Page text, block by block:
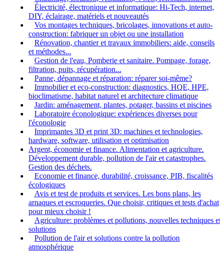
Électricité, électronique et informatique: Hi-Tech, internet,
DIY, éclairage, matériels et nouveautés
Vos montages techniques, bricolages, innovations et auto-
construction: fabriquer un objet ou une installation
Rénovation, chantier et travaux immobiliers: aide, conseils
et méthodes...
Gestion de l'eau, Pomberie et sanitaire. Pompage, forage,
filtration, puits, récupération...
Panne, dépannage et réparation: réparer soi-même?
Immobilier et eco-construction: diagnostics, HQE, HPE,
bioclimatisme, habitat naturel et architecture climatique
Jardin: aménagement, plantes, potager, bassins et piscines
Laboratoire éconologique: expériences diverses pour
l'éconologie
Imprimantes 3D et print 3D: machines et technologies,
hardware, software, utilisation et optimisation
Argent, économie et finance. Alimentation et agriculture.
Développement durable, pollution de l'air et catastrophes.
Gestion des déchets.
Economie et finance, durabilité, croissance, PIB, fiscalités
écologiques
Avis et test de produits et services. Les bons plans, les
arnaques et escroqueries. Que choisir, critiques et tests d'achat
pour mieux choisir !
Agriculture: problèmes et pollutions, nouvelles techniques
solutions
Pollution de l'air et solutions contre la pollution
atmosphérique